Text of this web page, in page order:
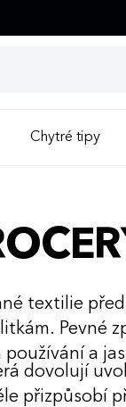
Chytré tipy
textilie
Pevné
a
dovolují
přizpůsobí